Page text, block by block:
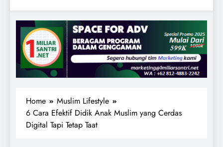
Home
Muslim Lifestyle
6 Cara Efektif Didik Anak Muslim yang Cerdas
Digital Tapi Tetap Taat